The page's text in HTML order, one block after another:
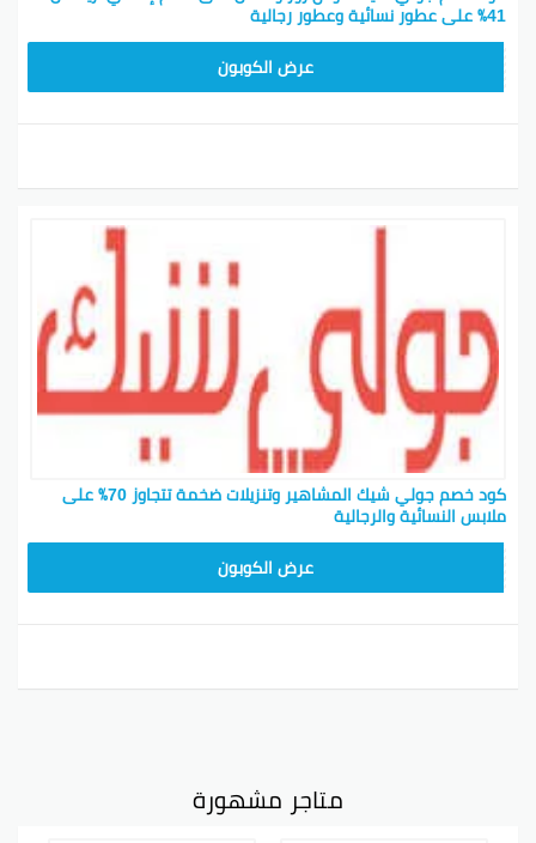
41٪ على عطور نسائية وعطور رجالية
عرض الكوبون
كود خصم جولي شيك المشاهير وتنزيلات ضخمة تتجاوز 70٪ على
ملابس النسائية والرجالية
عرض الكوبون
متاجر مشهورة